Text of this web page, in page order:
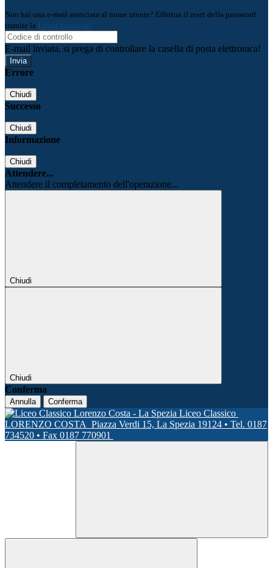
Non hai una e-mail associata al nome utente? Effettua il reset della password
tramite la Login Spaggiari
E-mail inviata, si prega di controllare la casella di posta elettronica!
Errore
Chiudi
Successo
Chiudi
Informazione
Chiudi
Attendere...
Attendere il completamento dell'operazione...
Chiudi
Chiudi
Conferma
Annulla Conferma
Liceo Classico
LORENZO COSTA Piazza Verdi 15, La Spezia 19124 • Tel. 0187
734520 • Fax 0187 770901